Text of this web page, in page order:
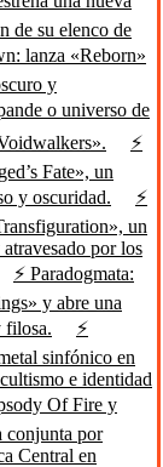
de su elenco de
lanza «Reborn»
y
o universo de
⚡
Fate», un
y oscuridad.
⚡
un
por los
⚡ Paradogmata:
y abre una
filosa.
⚡
sinfónico en
e identidad
Of Fire y
conjunta por
Central en